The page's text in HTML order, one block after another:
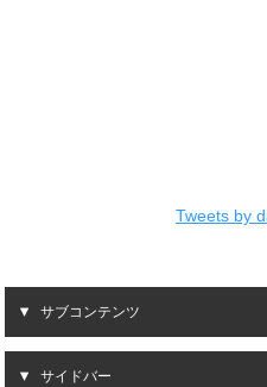
Tweets by
サブコンテンツ
サイドバー